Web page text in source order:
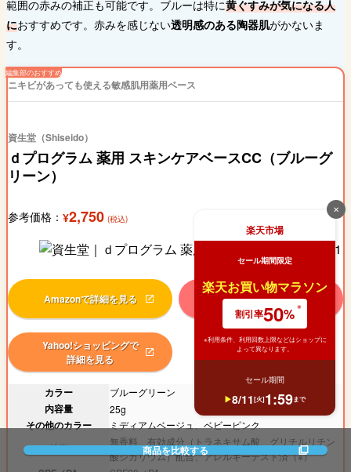
範囲の赤みの補正も可能です。ブルーは特に黄ぐすみが気になる人
におすすめです。赤みを感じない透明感のある陶器肌がかないま
す。
ニキビがあっても使える敏感肌用薬用ベース
資生堂（Shiseido）
ｄプログラム 薬用 スキンケアベースCC（ブルーグ
リーン）
参考価格： ¥2,750 (税込)
Amazonで詳細を見る 楽天市場で詳細を見る
Yahoo!ショッピングで
詳細を見る
カラー ブルーグリーン
内容量 25g
その他のカラー ミディアムベージュ、ベビーピンク
特徴
無香料、有効成分（トラネキサム酸、グリチルリチン
酸ジカリウム）配合、アレルギーテスト済（※）
✕
楽天市場
セール期間限定
楽天お買い物マラソン
割引率50%
※利用条件、利用回数上限などはショップに
よって異なります。
セール期間
8/11[火]1:59まで
商品を比較する